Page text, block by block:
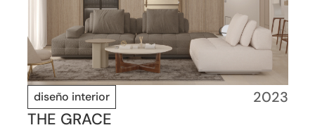
diseño interior 2023
THE GRACE